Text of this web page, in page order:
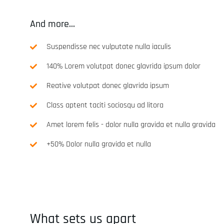
And more...
Suspendisse nec vulputate nulla iaculis
140% Lorem volutpat donec glavrida ipsum dolor
Reative volutpat donec glavrida ipsum
Class aptent taciti sociosqu ad litora
Amet lorem felis - dolor nulla gravida et nulla gravida
+50% Dolor nulla gravida et nulla
What sets us apart
RaceAnalyse digital
635.00
RaceAnalyse digital System